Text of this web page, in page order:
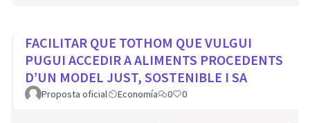
FACILITAR QUE TOTHOM QUE VULGUI
PUGUI ACCEDIR A ALIMENTS PROCEDENTS
D’UN MODEL JUST, SOSTENIBLE I SA
Proposta oficial Economía 0 0